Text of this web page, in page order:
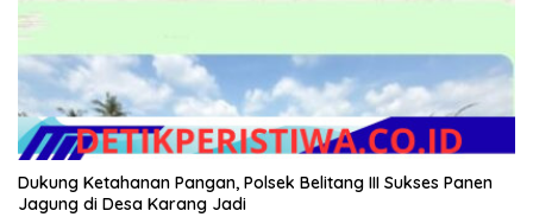
Dukung Ketahanan Pangan, Polsek Belitang III Sukses Panen
Jagung di Desa Karang Jadi